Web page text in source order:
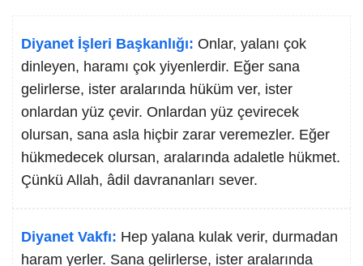
Diyanet İşleri Başkanlığı: Onlar, yalanı çok
dinleyen, haramı çok yiyenlerdir. Eğer sana
gelirlerse, ister aralarında hüküm ver, ister
onlardan yüz çevir. Onlardan yüz çevirecek
olursan, sana asla hiçbir zarar veremezler. Eğer
hükmedecek olursan, aralarında adaletle hükmet.
Çünkü Allah, âdil davrananları sever.
Diyanet Vakfı: Hep yalana kulak verir, durmadan
haram yerler. Sana gelirlerse, ister aralarında